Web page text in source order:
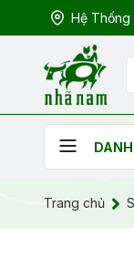
Hệ Thống
Trang chủ